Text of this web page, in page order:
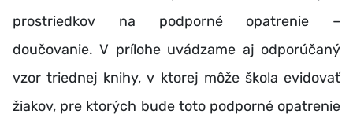
prostriedkov na podporné opatrenie –
doučovanie. V prílohe uvádzame aj odporúčaný
vzor triednej knihy, v ktorej môže škola evidovať
žiakov, pre ktorých bude toto podporné opatrenie